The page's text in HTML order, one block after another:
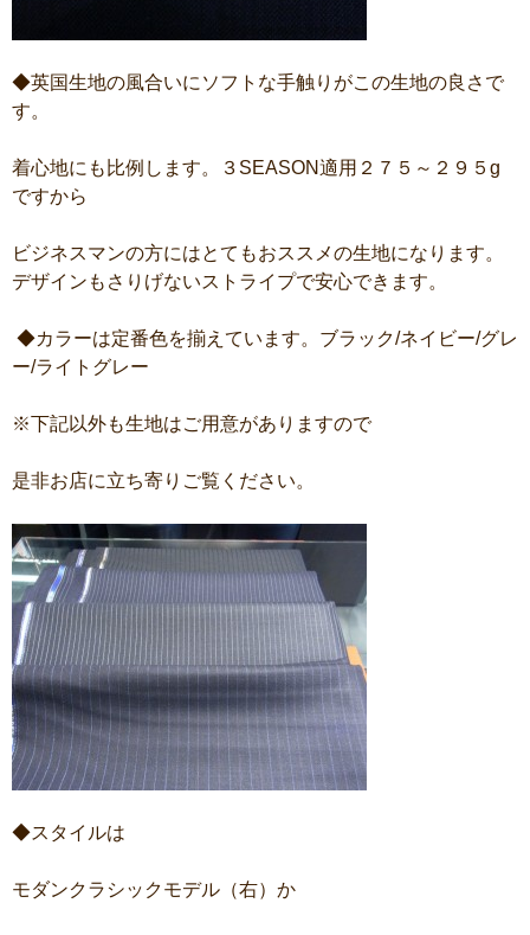
◆英国生地の風合いにソフトな手触りがこの生地の良さで
す。
着心地にも比例します。３SEASON適用２７５～２９５g
ですから
ビジネスマンの方にはとてもおススメの生地になります。
デザインもさりげないストライプで安心できます。
◆カラーは定番色を揃えています。ブラック/ネイビー/グレ
ー/ライトグレー
※下記以外も生地はご用意がありますので
是非お店に立ち寄りご覧ください。
◆スタイルは
モダンクラシックモデル（右）か